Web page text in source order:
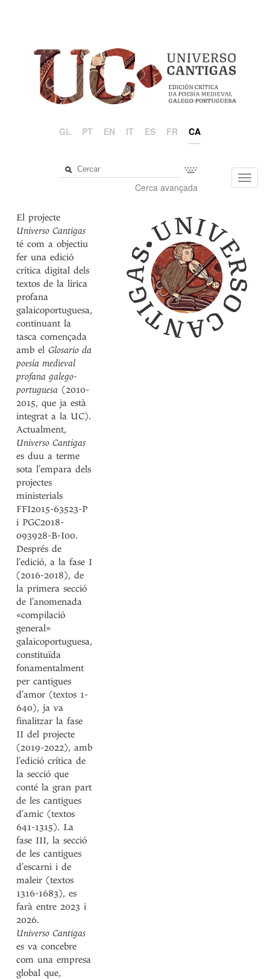
GL PT EN IT ES FR CA
Cerca avançada
El projecte
Universo Cantigas
té com a objectiu
fer una edició
crítica digital dels
textos de la lírica
profana
galaicoportuguesa,
continuant la
tasca començada
amb elGlosario da
poesía medieval
profana galego-
portuguesa (2010-
2015, que ja està
integrat a la UC).
Actualment,
Universo Cantigas
es duu a terme
sota l’empara dels
projectes
ministerials
FFI2015-63523-P
i PGC2018-
093928-B-I00.
Després de
l’edició, a la fase I
(2016-2018), de
la primera secció
de l’anomenada
«compilació
general»
galaicoportuguesa,
constituïda
fonamentalment
per cantigues
d’amor (textos 1-
640), ja va
finalitzar la fase
II del projecte
(2019-2022), amb
l’edició crítica de
la secció que
conté la gran part
de les cantigues
d’amic (textos
641-1315). La
fase III, la secció
de les cantigues
d’escarni i de
maleir (textos
1316-1683), es
farà entre 2023 i
2026.
Universo Cantigas
es va concebre
com una empresa
global que,